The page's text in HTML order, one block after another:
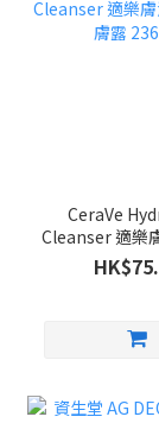
CeraVe
Cleanser 適樂
潔膚露